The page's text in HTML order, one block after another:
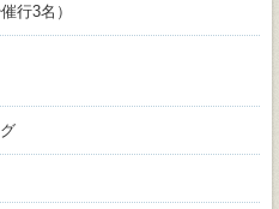
行3名）